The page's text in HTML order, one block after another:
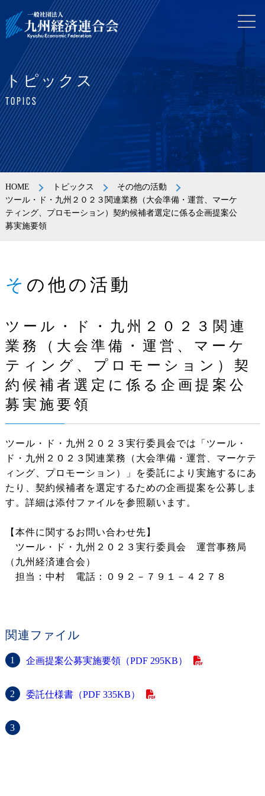
トピックス
TOPICS
HOME トピックス
その他の活動
ツール・ド・九州２０２３関連業務（大会準備・運営、マーケ
ティング、プロモーション）契約候補者選定に係る企画提案公
募実施要領
その他の活動
ツール・ド・九州２０２３関連
業務（大会準備・運営、マーケ
ティング、プロモーション）契
約候補者選定に係る企画提案公
募実施要領
ツール・ド・九州２０２３実行委員会では「ツール・
ド・九州２０２３関連業務（大会準備・運営、マーケテ
ィング、プロモーション）」を委託により実施するにあ
たり、契約候補者を選定するための企画提案を公募しま
す。詳細は添付ファイルを参照願います。
【本件に関するお問い合わせ先】
ツール・ド・九州２０２３実行委員会 運営事務局
（九州経済連合会）
担当：中村 電話：０９２－７９１－４２７８
関連ファイル
企画提案公募実施要領（PDF 295KB）
委託仕様書（PDF 335KB）